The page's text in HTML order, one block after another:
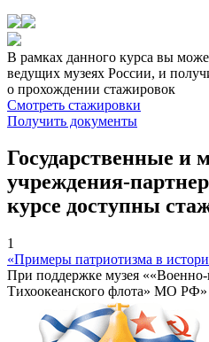
В рамках данного курса вы
ведущих музеях России, и
о прохождении стажировок
Смотреть стажировки
Получить документы
Государственные и
учреждения-
курсе доступны
1
«Примеры патриотизма в
При поддержке музея ««Военно-
Тихоокеанского флота» МО РФ»